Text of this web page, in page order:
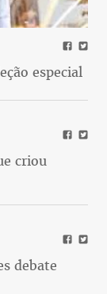
especial
criou
debate